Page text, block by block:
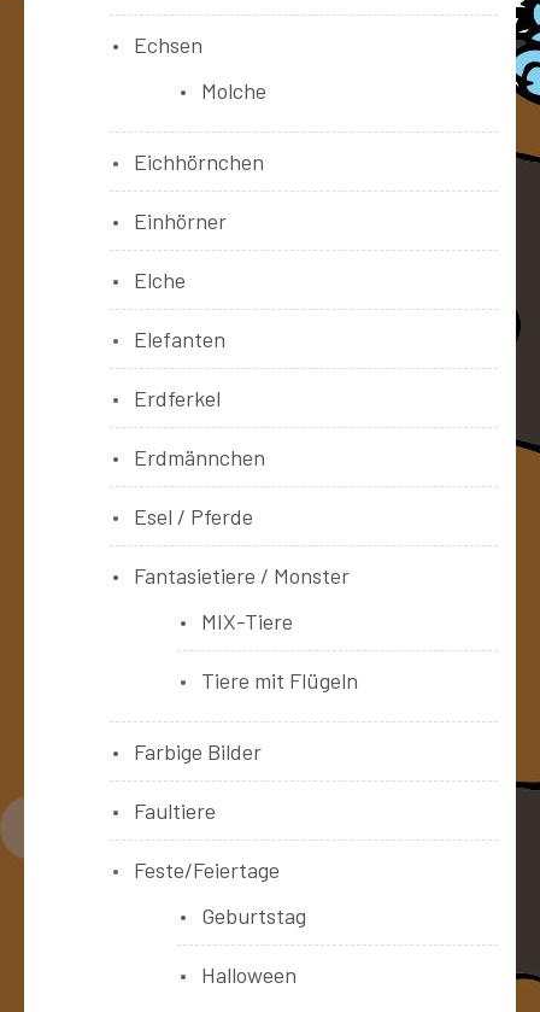
Echsen
Molche
Eichhörnchen
Einhörner
Elche
Elefanten
Erdferkel
Erdmännchen
Esel / Pferde
Fantasietiere / Monster
MIX-Tiere
Tiere mit Flügeln
Farbige Bilder
Faultiere
Feste/Feiertage
Geburtstag
Halloween